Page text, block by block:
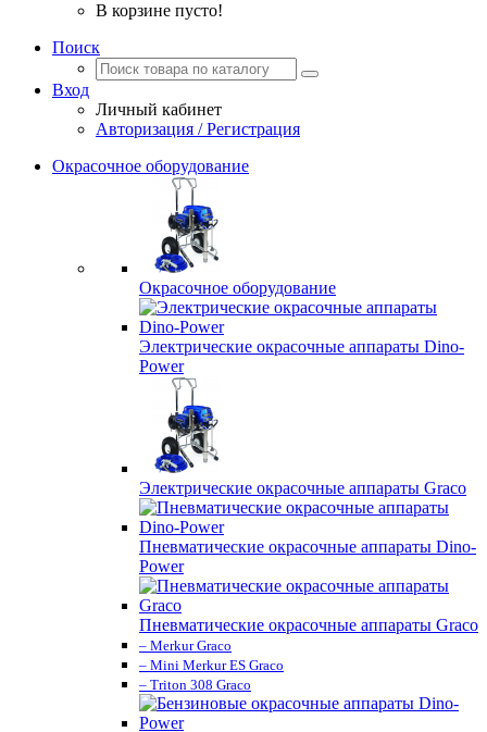
В корзине пусто!
Поиск
Вход
Личный кабинет
Авторизация / Регистрация
Окрасочное оборудование
Окрасочное оборудование
Электрические окрасочные аппараты Dino-
Power
Электрические окрасочные аппараты Graco
Пневматические окрасочные аппараты Dino-
Power
Пневматические окрасочные аппараты Graco
– Merkur Graco
– Mini Merkur ES Graco
– Triton 308 Graco